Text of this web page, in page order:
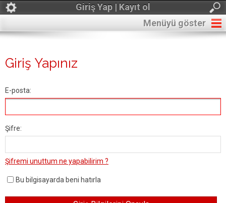
Giriş Yap | Kayıt ol
Menüyü göster
Giriş Yapınız
E-posta:
Şifre:
Şifremi unuttum ne yapabilirim ?
Bu bilgisayarda beni hatırla